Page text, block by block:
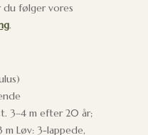
du følger vores
.
3–4 m efter 20 år;
m Løv: 3-lappede,